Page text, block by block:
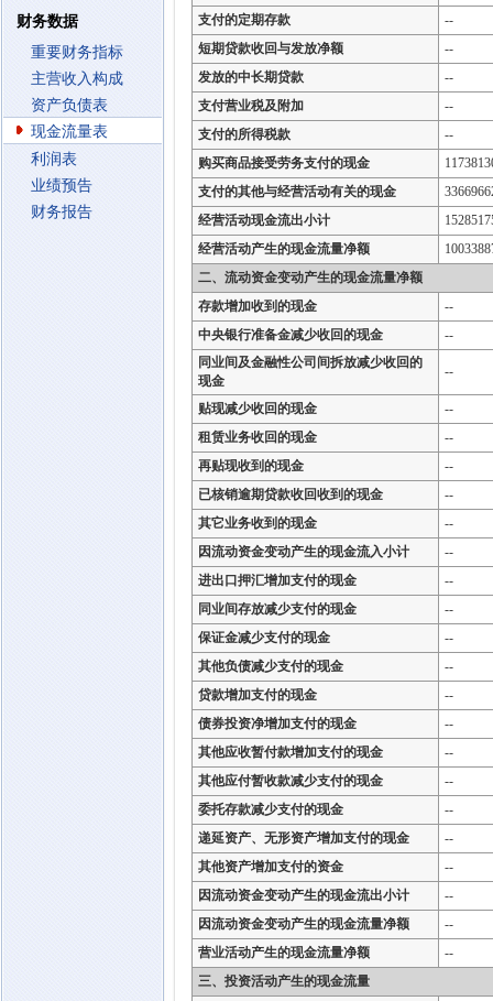
财务数据
重要财务指标
主营收入构成
资产负债表
现金流量表
利润表
业绩预告
财务报告
支付的定期存款
--
短期贷款收回与发放净额
--
发放的中长期贷款
--
支付营业税及附加
--
支付的所得税款
--
购买商品接受劳务支付的现金
支付的其他与经营活动有关的现金
经营活动现金流出小计
经营活动产生的现金流量净额
二、流动资金变动产生的现金流量净额
存款增加收到的现金
--
中央银行准备金减少收回的现金
--
同业间及金融性公司间拆放减少收回的
现金
--
贴现减少收回的现金
--
租赁业务收回的现金
--
再贴现收到的现金
--
已核销逾期贷款收回收到的现金
--
其它业务收到的现金
--
因流动资金变动产生的现金流入小计
--
进出口押汇增加支付的现金
--
同业间存放减少支付的现金
--
保证金减少支付的现金
--
其他负债减少支付的现金
--
贷款增加支付的现金
--
债券投资净增加支付的现金
--
其他应收暂付款增加支付的现金
--
其他应付暂收款减少支付的现金
--
委托存款减少支付的现金
--
递延资产、无形资产增加支付的现金
--
其他资产增加支付的资金
--
因流动资金变动产生的现金流出小计
--
因流动资金变动产生的现金流量净额
--
营业活动产生的现金流量净额
--
三、投资活动产生的现金流量